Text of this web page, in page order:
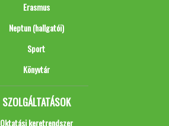
Erasmus
Neptun (hallgatói)
Sport
Könyvtár
SZOLGÁLTATÁSOK
Oktatási keretrendszer